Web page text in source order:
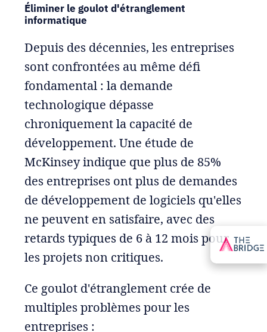
Éliminer le goulot d'étranglement
informatique
Depuis des décennies, les entreprises
sont confrontées au même défi
fondamental : la demande
technologique dépasse
chroniquement la capacité de
développement. Une étude de
McKinsey indique que plus de 85%
des entreprises ont plus de demandes
de développement de logiciels qu'elles
ne peuvent en satisfaire, avec des
retards typiques de 6 à 12 mois pour
les projets non critiques.
Ce goulot d'étranglement crée de
multiples problèmes pour les
entreprises :